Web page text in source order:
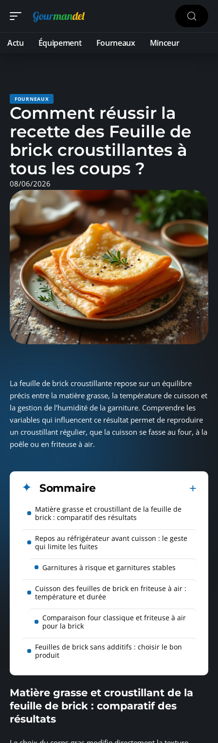
Actu Équipement Fourneaux Minceur
FOURNEAUX
Comment réussir la
recette des Feuille de
brick croustillantes à
tous les coups ?
08/06/2026
La feuille de brick croustillante repose sur un équilibre
précis entre la matière grasse, la température de cuisson et
la gestion de l’humidité de la garniture. Comprendre les
variables qui influencent ce résultat permet de reproduire
un croustillant régulier, que la cuisson se fasse au four, à la
poêle ou en friteuse à air.
Sommaire
Matière grasse et croustillant de la feuille de
brick : comparatif des résultats
Repos au réfrigérateur avant cuisson : le geste
qui limite les fuites
Garnitures à risque et garnitures stables
Cuisson des feuilles de brick en friteuse à air :
température et durée
Comparaison four classique et friteuse à air
pour la brick
Feuilles de brick sans additifs : choisir le bon
produit
Matière grasse et croustillant de la
feuille de brick : comparatif des
résultats